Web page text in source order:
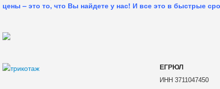
цены – это то, что Вы найдете у нас! И все это в быстрые
ЕГРЮЛ
ИНН 3711047450